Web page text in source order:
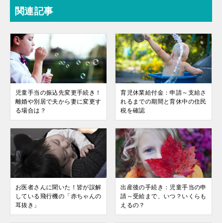
関連記事
児童手当の振込先変更手続き！
離婚や別居で夫から妻に変更す
る場合は？
育児休業給付金：申請～支給さ
れるまでの期間と育休中の住民
税を確認
お医者さんに聞いた！皆が誤解
している飛行機の「赤ちゃんの
耳抜き」
出産後の手続き：児童手当の申
請～受給まで、いつ？いくらも
えるの？